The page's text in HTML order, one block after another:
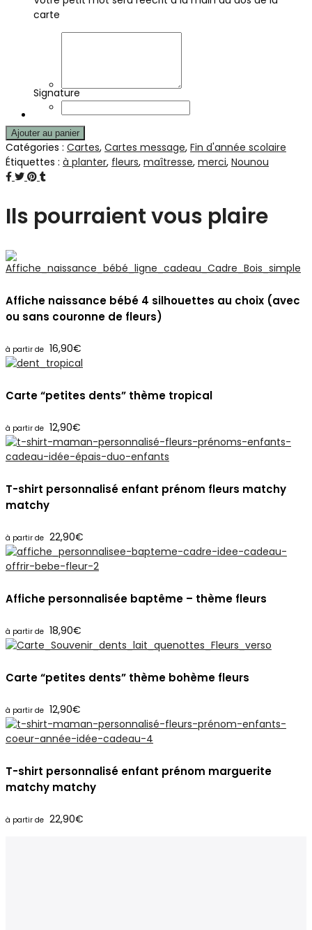
carte
Signature
Ajouter au panier
Catégories : Cartes, Cartes message, Fin d'année scolaire
Étiquettes : à planter, fleurs, maîtresse, merci, Nounou
Ils pourraient vous plaire
Affiche naissance bébé 4 silhouettes au choix (avec
ou sans couronne de fleurs)
16,90€
Carte “petites dents” thème tropical
12,90€
T-shirt personnalisé enfant prénom fleurs matchy
matchy
22,90€
Affiche personnalisée baptême – thème fleurs
18,90€
Carte “petites dents” thème bohème fleurs
12,90€
T-shirt personnalisé enfant prénom marguerite
matchy matchy
22,90€